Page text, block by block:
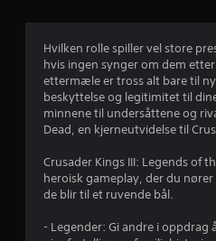
Hvilken rolle spiller vel store
hvis ingen synger om dem
ettermæle er tross alt bare til
beskyttelse og legitimitet til
minnene til undersåttene og
Dead, en kjerneutvidelse til
Crusader Kings III: Legends of
heroisk gameplay, der du
de blir til et ruvende bål.
- Legender: Gi andre i oppdrag